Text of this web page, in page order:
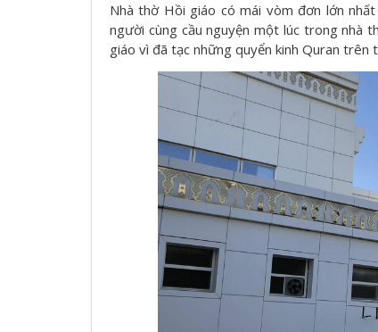
Nhà thờ Hồi giáo có mái vòm đơn lớn
người cùng cầu nguyện một lúc trong nhà
giáo vì đã tạc những quyển kinh Quran trên